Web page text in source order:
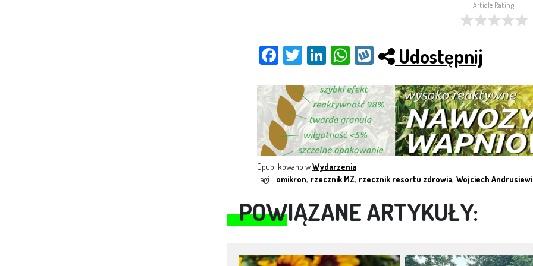
Article Rating
Fac
ok
Twit
Link
n
Wh
App
Wy
Udostępnij
Opublikowano wWydarzenia
Tagi: omikron, rzecznik MZ, rzecznik resortu zdrowia, Wojciech
POWIĄZANE ARTYKUŁY: